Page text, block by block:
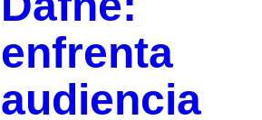
enfrenta
audiencia